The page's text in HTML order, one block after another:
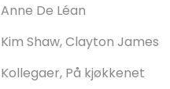
Anne De Léan
Kim Shaw, Clayton James
Kollegaer, På kjøkkenet